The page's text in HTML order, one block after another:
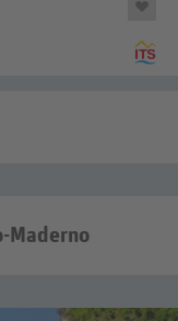
Maderno